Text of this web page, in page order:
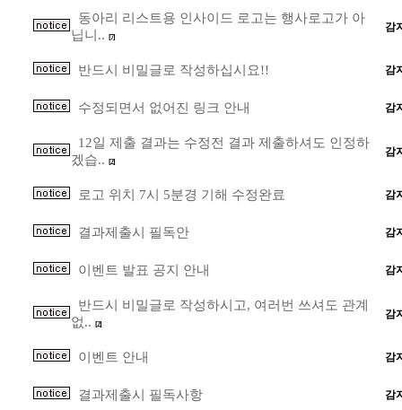
동아리 리스트용 인사이드 로고는 행사로고가 아
닙니..
[7]
감
반드시 비밀글로 작성하십시요!! 감
수정되면서 없어진 링크 안내 감
12일 제출 결과는 수정전 결과 제출하셔도 인정하
겠습..
[2]
감
로고 위치 7시 5분경 기해 수정완료 감
결과제출시 필독안 감
이벤트 발표 공지 안내 감
반드시 비밀글로 작성하시고, 여러번 쓰셔도 관계
없..
[2]
감
이벤트 안내 감
결과제출시 필독사항 감